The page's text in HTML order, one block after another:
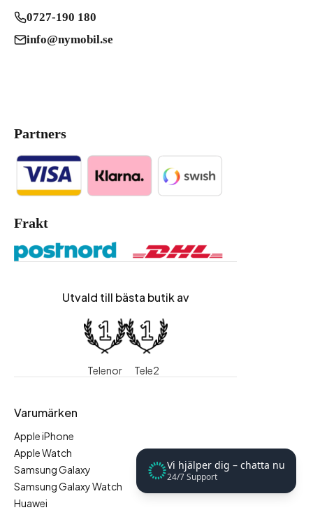
Vi hjälper dig – chatta nu
24/7 Support
0727-190 180
info@nymobil.se
Partners
Frakt
Utvald till bästa butik av
Telenor Tele2
Varumärken
Apple iPhone
Apple Watch
Samsung Galaxy
Samsung Galaxy Watch
Huawei